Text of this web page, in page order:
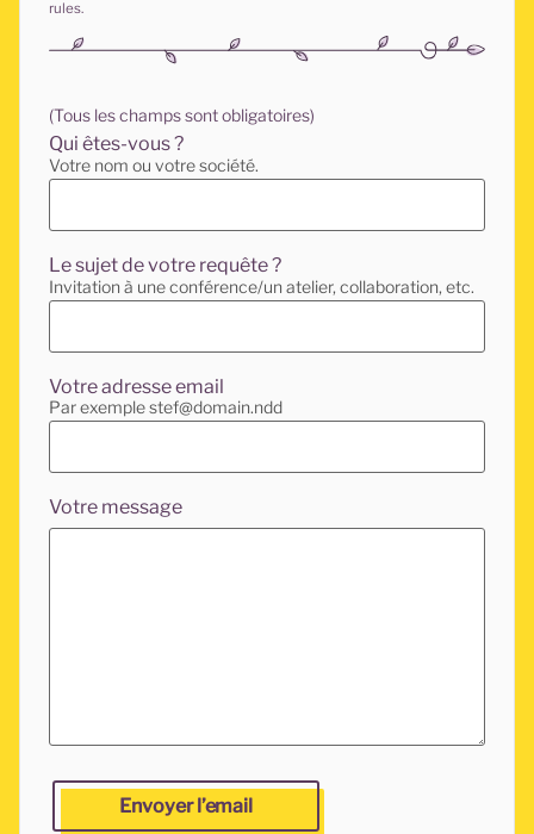
rules.
(Tous les champs sont obligatoires)
Qui êtes-vous ?
Votre nom ou votre société.
Le sujet de votre requête ?
Invitation à une conférence/un atelier, collaboration, etc.
Votre adresse email
Par exemple stef@domain.ndd
Votre message
Envoyer l’email